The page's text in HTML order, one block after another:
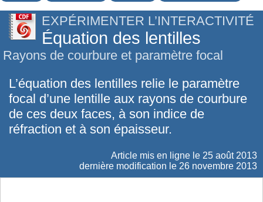
EXPÉRIMENTER L’INTERACTIVITÉ
Équation des lentilles
Rayons de courbure et paramètre focal
L’équation des lentilles relie le paramètre
focal d’une lentille aux rayons de courbure
de ces deux faces, à son indice de
réfraction et à son épaisseur.
Article mis en ligne le 25 août 2013
dernière modification le 26 novembre 2013